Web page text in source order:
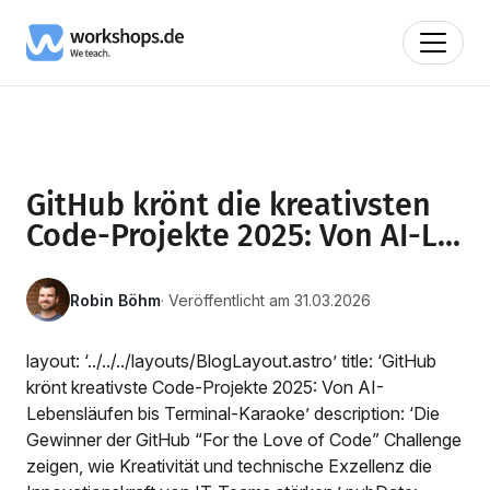
GitHub krönt die kreativsten
Code-Projekte 2025: Von AI-L...
Robin Böhm· Veröffentlicht am 31.03.2026
layout: ‘../../../layouts/BlogLayout.astro’ title: ‘GitHub
krönt kreativste Code-Projekte 2025: Von AI-
Lebensläufen bis Terminal-Karaoke’ description: ‘Die
Gewinner der GitHub “For the Love of Code” Challenge
zeigen, wie Kreativität und technische Exzellenz die